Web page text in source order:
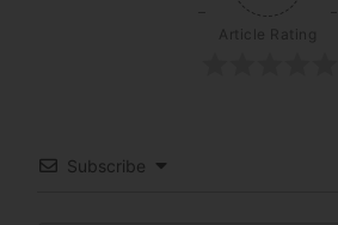
Article Rating
Subscribe